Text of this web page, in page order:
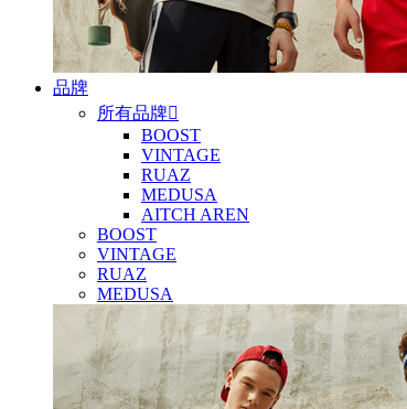
品牌
所有品牌
BOOST
VINTAGE
RUAZ
MEDUSA
AITCH AREN
BOOST
VINTAGE
RUAZ
MEDUSA